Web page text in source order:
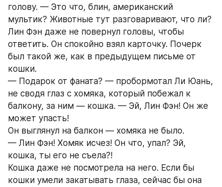
голову. — Это что, блин, американский
мультик? Животные тут разговаривают, что ли?
Лин Фэн даже не повернул головы, чтобы
ответить. Он спокойно взял карточку. Почерк
был такой же, как в предыдущем письме от
кошки.
— Подарок от фаната? — пробормотал Ли Юань,
не сводя глаз с хомяка, который побежал к
балкону, за ним — кошка. — Эй, Лин Фэн! Он же
может упасть!
Он выглянул на балкон — хомяка не было.
— Лин Фэн! Хомяк исчез! Он что, упал? Эй,
кошка, ты его не съела?!
Кошка даже не посмотрела на него. Если бы
кошки умели закатывать глаза, сейчас бы она